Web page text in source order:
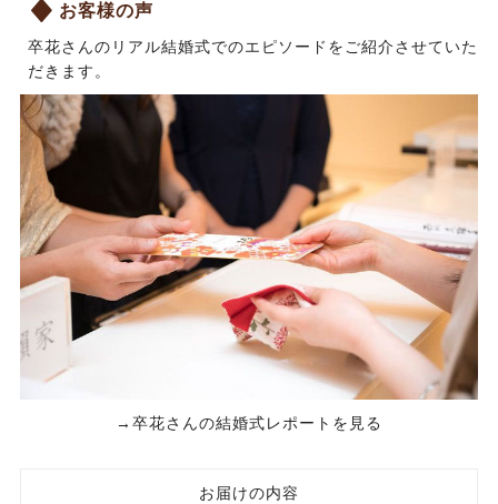
お客様の声
卒花さんのリアル結婚式でのエピソードをご紹介させていた
だきます。
→卒花さんの結婚式レポートを見る
お届けの内容